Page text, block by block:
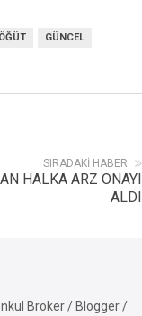
GÜNCEL
SIRADAKI HABER
HALKA ARZ ONAYI
ALDI
Broker / Blogger /